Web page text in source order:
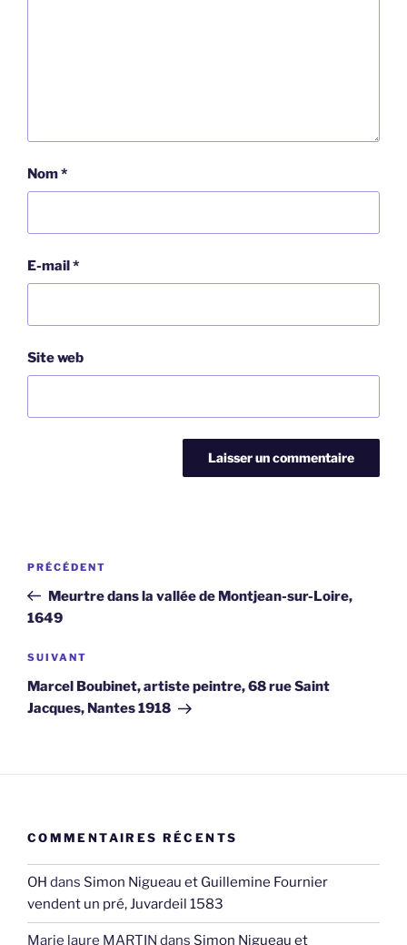
Nom*
E-mail*
Site web
Navigation
l’article
Article
précédent
PRÉCÉDENT
Meurtre dans la vallée de Montjean-sur-Loire,
1649
Article
suivant
SUIVANT
Marcel Boubinet, artiste peintre, 68 rue Saint
Jacques, Nantes 1918
COMMENTAIRES RÉCENTS
OH dans Simon Nigueau et Guillemine Fournier
vendent un pré, Juvardeil 1583
Marie laure MARTIN dans Simon Nigueau et